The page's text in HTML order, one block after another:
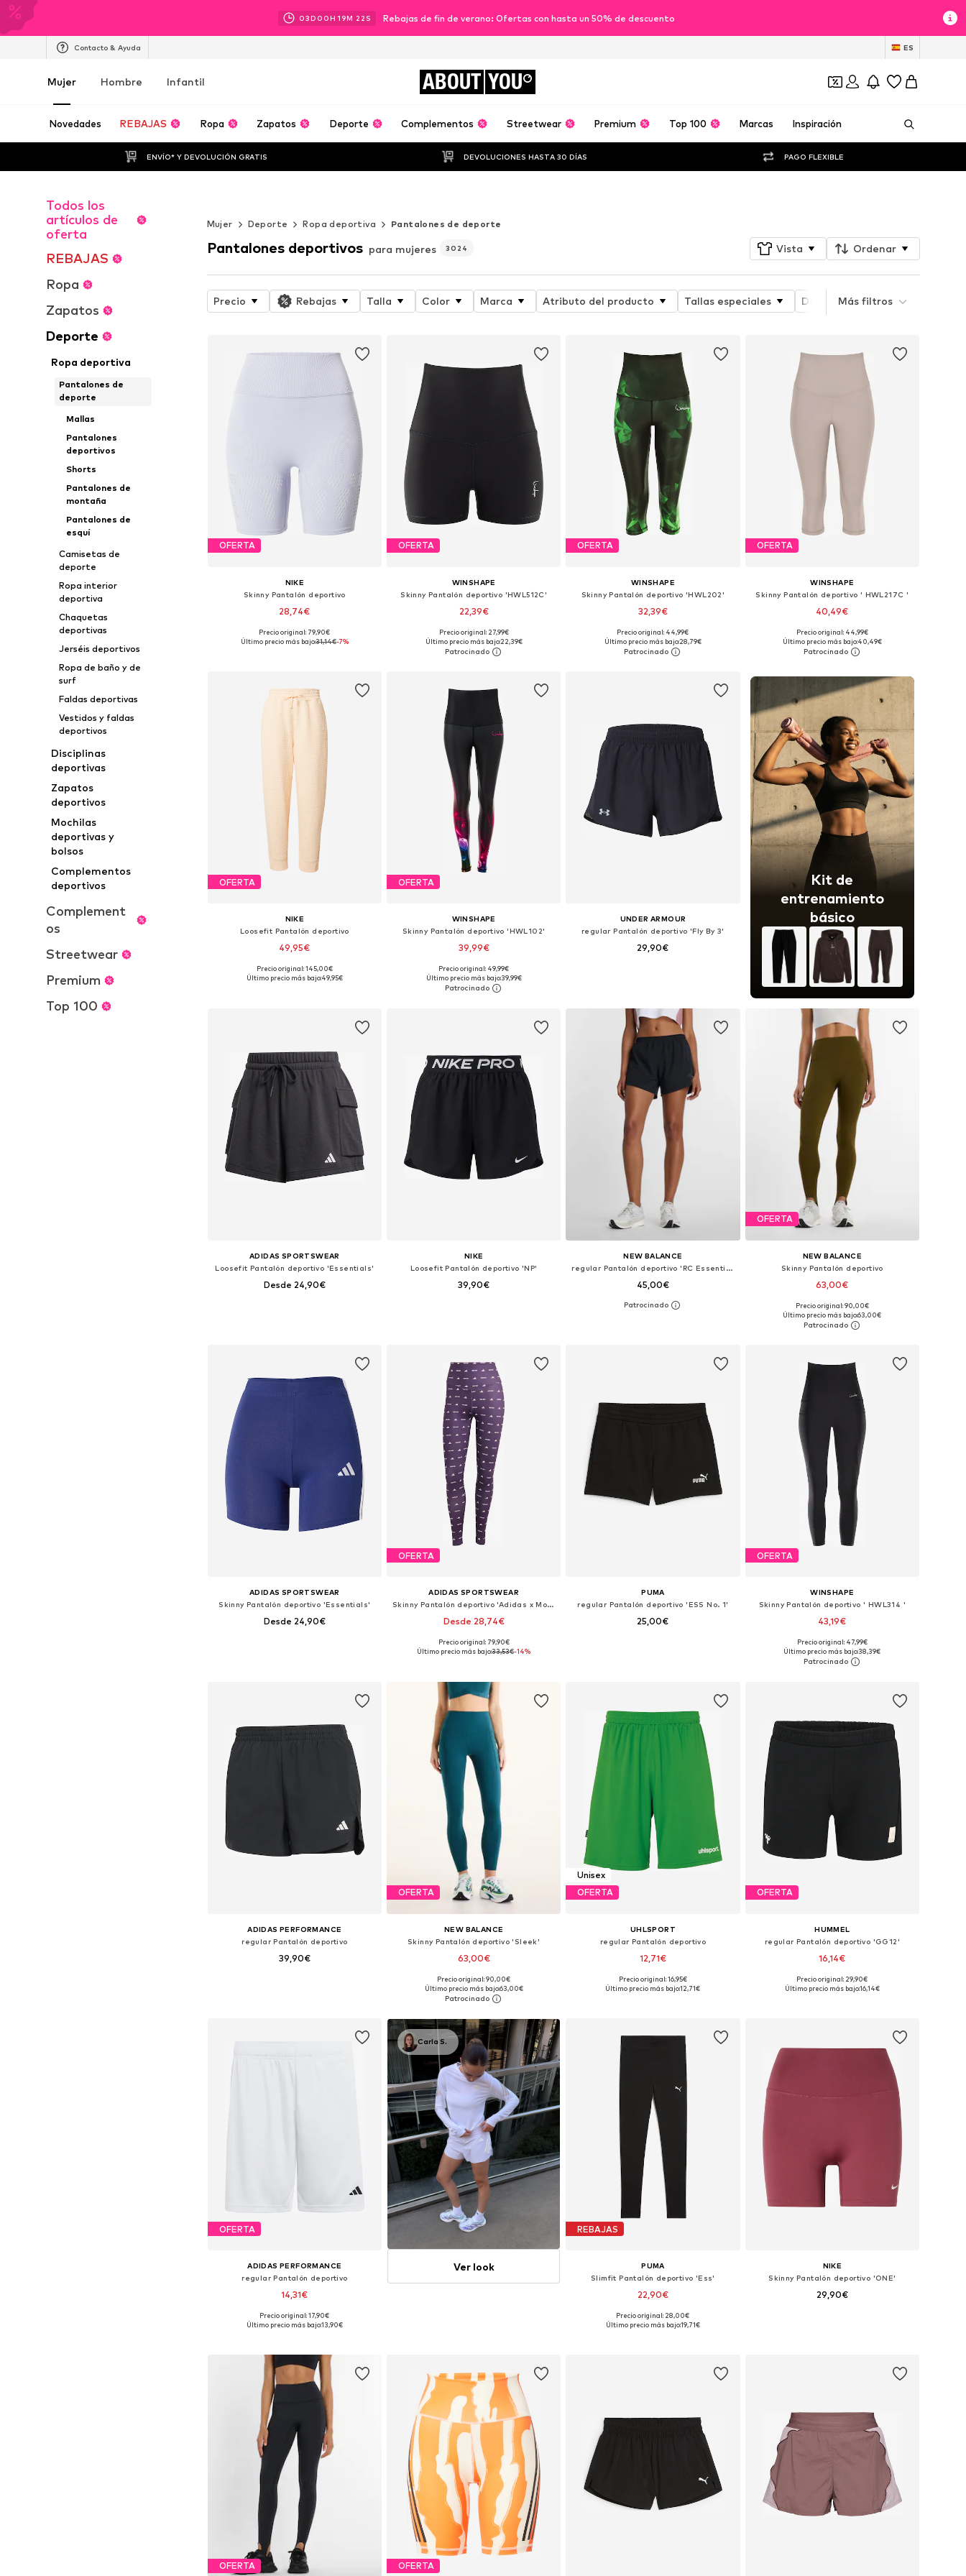
03D 00H 19M 20 S Rebajas de fin de verano: Ofertas con hasta un 50% de descuento
Contacto & Ayuda ES
Mujer Hombre Infantil ABOUT YOU
Novedades REBAJAS Ropa Zapatos Deporte Complementos Streetwear Premium Top 100 Marcas Inspiración
ENVÍO* Y DEVOLUCIÓN GRATIS DEVOLUCIONES HASTA 30 DÍAS PAGO FLEXIBLE
Todos los
artículos de
oferta
REBAJAS
Ropa
Zapatos
Deporte
Ropa deportiva
Pantalones de
deporte
Mallas
Pantalones
deportivos
Shorts
Pantalones de
montaña
Pantalones de
esquí
Camisetas de
deporte
Ropa interior
deportiva
Chaquetas
deportivas
Jerséis deportivos
Ropa de baño y de
surf
Faldas deportivas
Vestidos y faldas
deportivos
Disciplinas
deportivas
Zapatos
deportivos
Mochilas
deportivas y
bolsos
Complementos
deportivos
Complement
os
Streetwear
Premium
Top 100
Mujer
Deporte Ropa deportiva Pantalones de deporte
Pantalones deportivos para mujeres 3024 Vista Ordenar
Precio Rebajas Talla Color Marca Atributo del producto Tallas especiales Disciplina deportiva
Más filtros
OFERTA
NIKE
Skinny Pantalón deportivo
28,74€
Tallas disponibles: XS, M, L, XL
Precio original: 79,90€
Último precio más bajo:31,14€-7%
OFERTA
WINSHAPE
Skinny Pantalón deportivo 'HWL512C'
22,39€
Tallas disponibles: XS, M, L, XL, XXL
Añadir a la cesta
Precio original: 27,99€
Último precio más bajo:22,39€
OFERTA
WINSHAPE
Skinny Pantalón deportivo 'HWL202'
32,39€
Tallas disponibles: XS, S, M, L, XXL
Añadir a la cesta
Precio original: 44,99€
Último precio más bajo:28,79€
OFERTA
WINSHAPE
Skinny Pantalón deportivo ' HWL217C '
40,49€
Tallas disponibles: S, M, L, XL, XXL
Añadir a la cesta
Precio original: 44,99€
Último precio más bajo:40,49€
OFERTA
NIKE
Loosefit Pantalón deportivo
49,95€
Tallas disponibles: M, L
Precio original: 145,00€
Último precio más bajo:49,95€
OFERTA
WINSHAPE
Skinny Pantalón deportivo 'HWL102'
39,99€
Tallas disponibles: XS, S, M, L, XL, XXL
Añadir a la cesta
Precio original: 49,99€
Último precio más bajo:39,99€
UNDER ARMOUR
regular Pantalón deportivo 'Fly By 3'
29,90€
Kit de
entrenamiento
básico
ADIDAS SPORTSWEAR
Loosefit Pantalón deportivo 'Essentials'
Desde 24,90€
NIKE
Loosefit Pantalón deportivo 'NP'
39,90€
NEW BALANCE
regular Pantalón deportivo 'RC Essential Short 5"'
45,00€
Tallas disponibles: XS, S, M, L, XL
OFERTA
NEW BALANCE
Skinny Pantalón deportivo
63,00€
Tallas disponibles: XS, S, M, L, XL
Añadir a la cesta
Precio original: 90,00€
Último precio más bajo:63,00€
ADIDAS SPORTSWEAR
Skinny Pantalón deportivo 'Essentials'
Desde 24,90€
OFERTA
ADIDAS SPORTSWEAR
Skinny Pantalón deportivo 'Adidas x Moon Boot'
Desde 28,74€
Tallas disponibles: XS, S, M, L, XL
Precio original: 79,90€
Último precio más bajo:33,53€-14%
PUMA
regular Pantalón deportivo 'ESS No. 1'
25,00€
OFERTA
WINSHAPE
Skinny Pantalón deportivo ' HWL314 '
43,19€
Tallas disponibles: XS, S, M, L, XL, XXL
Añadir a la cesta
Precio original: 47,99€
Último precio más bajo:38,39€
ADIDAS PERFORMANCE
regular Pantalón deportivo
39,90€
OFERTA
NEW BALANCE
Skinny Pantalón deportivo 'Sleek'
63,00€
+ 2
Tallas disponibles: XS, S, M, L, XL
Añadir a la cesta
Precio original: 90,00€
Último precio más bajo:63,00€
Unisex
OFERTA
UHLSPORT
regular Pantalón deportivo
12,71€
Tallas disponibles: S, M, L
Precio original: 16,95€
Último precio más bajo:12,71€
OFERTA
HUMMEL
regular Pantalón deportivo 'GG12'
16,14€
Tallas disponibles: S, L, XL
Precio original: 29,90€
Último precio más bajo:16,14€
OFERTA
ADIDAS PERFORMANCE
regular Pantalón deportivo
14,31€
Tallas disponibles: XS, S, M, L, XL, XXL
Precio original: 17,90€
Último precio más bajo:13,90€
Carla S.
Ver look
REBAJAS
PUMA
Slimfit Pantalón deportivo 'Ess'
22,90€
Precio original: 28,00€
Último precio más bajo:19,71€
NIKE
Skinny Pantalón deportivo 'ONE'
29,90€
OFERTA OFERTA